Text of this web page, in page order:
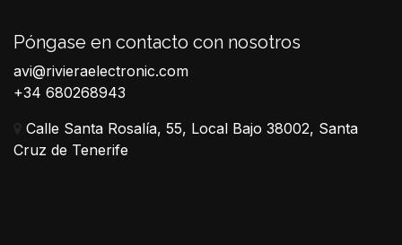
Póngase en contacto con nosotros
avi@rivieraelectronic.com
+34 680268943
Calle Santa Rosalía, 55, Local Bajo 38002, Santa
Cruz de Tenerife